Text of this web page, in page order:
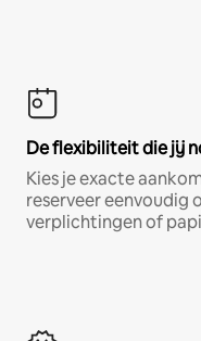
De flexibiliteit die jij
Kies je exacte
reserveer eenvoudig
verplichtingen of